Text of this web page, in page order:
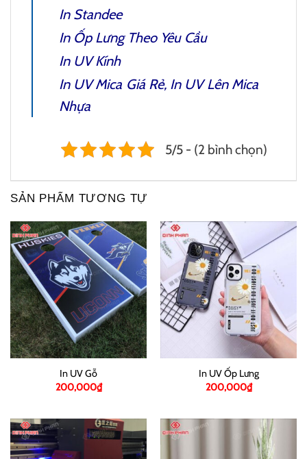
In Standee
In Ốp Lưng Theo Yêu Cầu
In UV Kính
In UV Mica Giá Rẻ, In UV Lên Mica
Nhựa
5/5 - (2 bình chọn)
SẢN PHẨM TƯƠNG TỰ
In UV Gỗ
200,000₫
In UV Ốp Lưng
200,000₫